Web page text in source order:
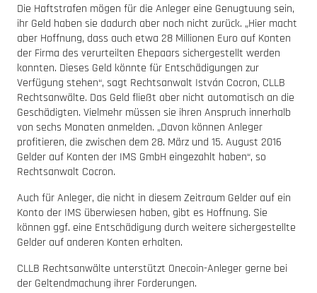
Die Haftstrafen mögen für die Anleger eine Genugtuung sein,
ihr Geld haben sie dadurch aber noch nicht zurück. „Hier macht
aber Hoffnung, dass auch etwa 28 Millionen Euro auf Konten
der Firma des verurteilten Ehepaars sichergestellt werden
konnten. Dieses Geld könnte für Entschädigungen zur
Verfügung stehen“, sagt Rechtsanwalt István Cocron, CLLB
Rechtsanwälte. Das Geld fließt aber nicht automatisch an die
Geschädigten. Vielmehr müssen sie ihren Anspruch innerhalb
von sechs Monaten anmelden. „Davon können Anleger
profitieren, die zwischen dem 28. März und 15. August 2016
Gelder auf Konten der IMS GmbH eingezahlt haben“, so
Rechtsanwalt Cocron.
Auch für Anleger, die nicht in diesem Zeitraum Gelder auf ein
Konto der IMS überwiesen haben, gibt es Hoffnung. Sie
können ggf. eine Entschädigung durch weitere sichergestellte
Gelder auf anderen Konten erhalten.
CLLB Rechtsanwälte unterstützt Onecoin-Anleger gerne bei
der Geltendmachung ihrer Forderungen.